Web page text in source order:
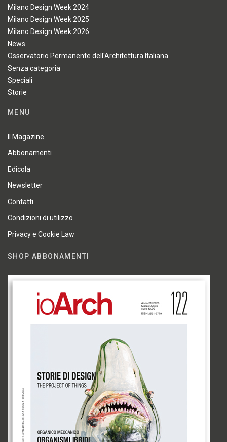
Milano Design Week 2024
Milano Design Week 2025
Milano Design Week 2026
News
Osservatorio Permanente dell'Architettura Italiana
Senza categoria
Speciali
Storie
MENU
Il Magazine
Abbonamenti
Edicola
Newsletter
Contatti
Condizioni di utilizzo
Privacy e Cookie Law
SHOP ABBONAMENTI